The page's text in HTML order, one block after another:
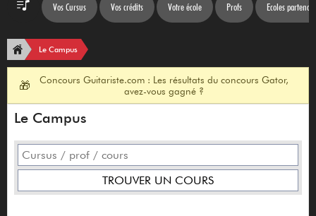
Vos Cursus Vos crédits Votre école Profs Ecoles
Le Campus
🎁
Concours Guitariste.com : Les résultats du concours Gator,
avez-vous gagné ?
Le Campus